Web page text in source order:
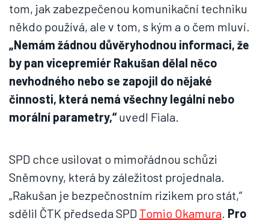
tom, jak zabezpečenou komunikační techniku
někdo používá, ale v tom, s kým a o čem mluví.
„Nemám žádnou důvěryhodnou informaci, že
by pan vicepremiér Rakušan dělal něco
nevhodného nebo se zapojil do nějaké
činnosti, která nemá všechny legální nebo
morální parametry,“uvedl Fiala.
SPD chce usilovat o mimořádnou schůzi
Sněmovny, která by záležitost projednala.
„Rakušan je bezpečnostním rizikem pro stát,“
sdělil ČTK předseda SPD Tomio Okamura. Pro